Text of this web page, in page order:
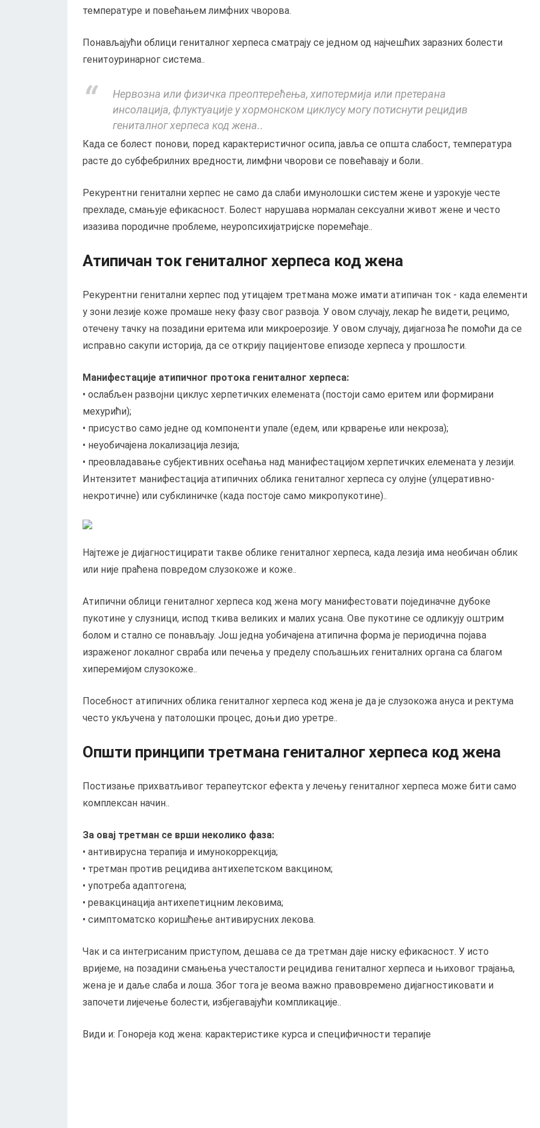
температуре и повећањем лимфних чворова.
Понављајући облици гениталног херпеса сматрају се једном од најчешћих заразних болести
генитоуринарног система..
Нервозна или физичка преоптерећења, хипотермија или претерана
инсолација, флуктуације у хормонском циклусу могу потиснути рецидив
гениталног херпеса код жена..
Када се болест понови, поред карактеристичног осипа, јавља се општа слабост, температура
расте до субфебрилних вредности, лимфни чворови се повећавају и боли..
Рекурентни генитални херпес не само да слаби имунолошки систем жене и узрокује честе
прехладе, смањује ефикасност. Болест нарушава нормалан сексуални живот жене и често
изазива породичне проблеме, неуропсихијатријске поремећаје..
Атипичан ток гениталног херпеса код жена
Рекурентни генитални херпес под утицајем третмана може имати атипичан ток - када елементи
у зони лезије коже промаше неку фазу свог развоја. У овом случају, лекар ће видети, рецимо,
отечену тачку на позадини еритема или микроерозије. У овом случају, дијагноза ће помоћи да се
исправно сакупи историја, да се открију пацијентове епизоде ​​херпеса у прошлости.
Манифестације атипичног протока гениталног херпеса:
• ослабљен развојни циклус херпетичких елемената (постоји само еритем или формирани
мехурићи);
• присуство само једне од компоненти упале (едем, или крварење или некроза);
• неуобичајена локализација лезија;
• преовладавање субјективних осећања над манифестацијом херпетичких елемената у лезији.
Интензитет манифестација атипичних облика гениталног херпеса су олујне (улцеративно-
некротичне) или субклиничке (када постоје само микропукотине)..
Најтеже је дијагностицирати такве облике гениталног херпеса, када лезија има необичан облик
или није праћена повредом слузокоже и коже..
Атипични облици гениталног херпеса код жена могу манифестовати појединачне дубоке
пукотине у слузници, испод ткива великих и малих усана. Ове пукотине се одликују оштрим
болом и стално се понављају. Још једна уобичајена атипична форма је периодична појава
израженог локалног свраба или печења у пределу спољашњих гениталних органа са благом
хиперемијом слузокоже..
Посебност атипичних облика гениталног херпеса код жена је да је слузокожа ануса и ректума
често укључена у патолошки процес, доњи дио уретре..
Општи принципи третмана гениталног херпеса код жена
Постизање прихватљивог терапеутског ефекта у лечењу гениталног херпеса може бити само
комплексан начин..
За овај третман се врши неколико фаза:
• антивирусна терапија и имунокоррекција;
• третман против рецидива антихепетском вакцином;
• употреба адаптогена;
• ревакцинација антихепетицним лековима;
• симптоматско коришћење антивирусних лекова.
Чак и са интегрисаним приступом, дешава се да третман даје ниску ефикасност. У исто
вријеме, на позадини смањења учесталости рецидива гениталног херпеса и њиховог трајања,
жена је и даље слаба и лоша. Због тога је веома важно правовремено дијагностиковати и
започети лијечење болести, избјегавајући компликације..
Види и: Гонореја код жена: карактеристике курса и специфичности терапије